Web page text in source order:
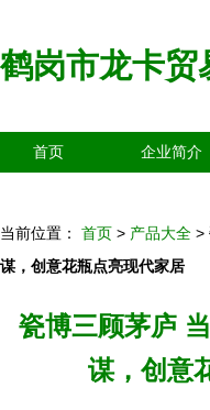
鹤岗市龙卡贸
首页 企业简介
当前位置： 首页 > 产品大全 >
谋，创意花瓶点亮现代家居
瓷博三顾茅庐
谋，创意